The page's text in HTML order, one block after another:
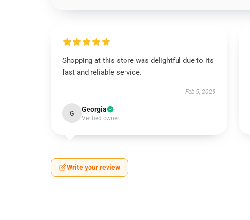
Shopping at this store was delightful due to its
fast and reliable service.
Feb 5, 2025
G Georgia
Verified owner
Write your review